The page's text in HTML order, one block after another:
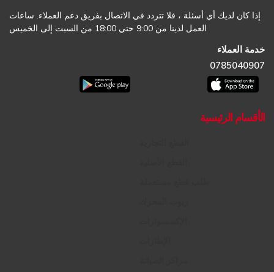
إذا كان لديك أي أسئلة ، فلا تتردد في الاتصال بفريق دعم العملاء. ساعات
العمل لدينا من 9:00 حتي 18:00 من السبت إلى الخميس
خدمة العملاء
0785040907
الأقسام الرئيسية